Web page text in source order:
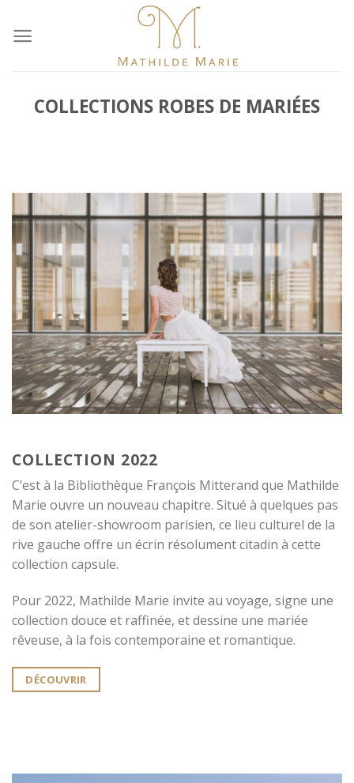
COLLECTIONS ROBES DE MARIÉES
COLLECTION 2022
C’est à la Bibliothèque François Mitterand que Mathilde
Marie ouvre un nouveau chapitre. Situé à quelques pas
de son atelier-showroom parisien, ce lieu culturel de la
rive gauche offre un écrin résolument citadin à cette
collection capsule.
Pour 2022, Mathilde Marie invite au voyage, signe une
collection douce et raffinée, et dessine une mariée
rêveuse, à la fois contemporaine et romantique.
DÉCOUVRIR